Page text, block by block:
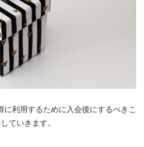
に利用するために入会後にするべきこ
ていきます。